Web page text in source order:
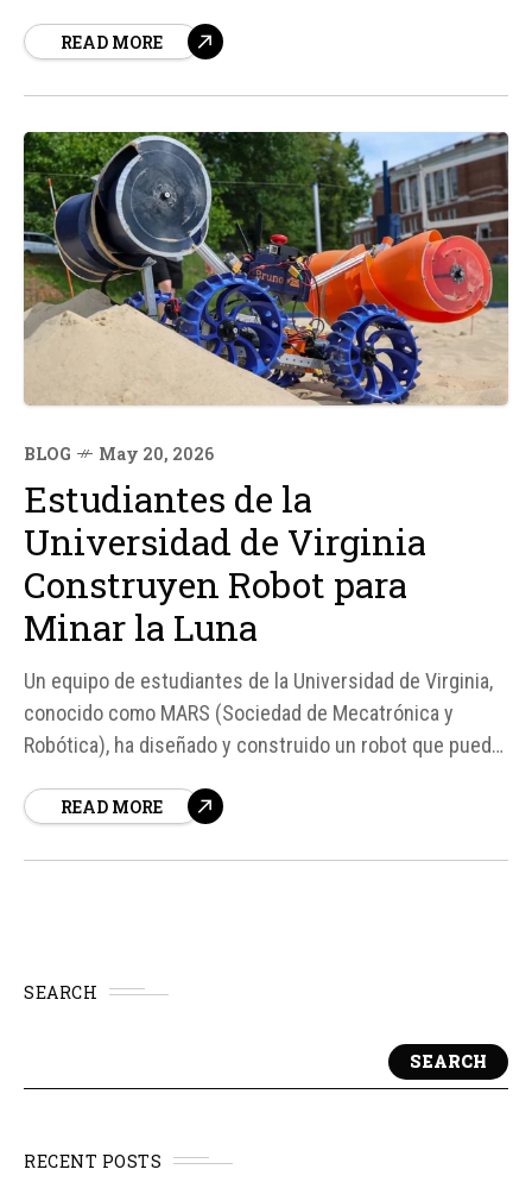
destacado como una herramienta invaluable para
inteligente...
READ MORE
BLOG May 20, 2026
Estudiantes de la
Universidad de Virginia
Construyen Robot para
Minar la Luna
Un equipo de estudiantes de la Universidad de Virginia,
conocido como MARS (Sociedad de Mecatrónica y
Robótica), ha diseñado y construido un robot que puede
para realizar excavaciones de regolito y construir
READ MORE
SEARCH
SEARCH
RECENT POSTS